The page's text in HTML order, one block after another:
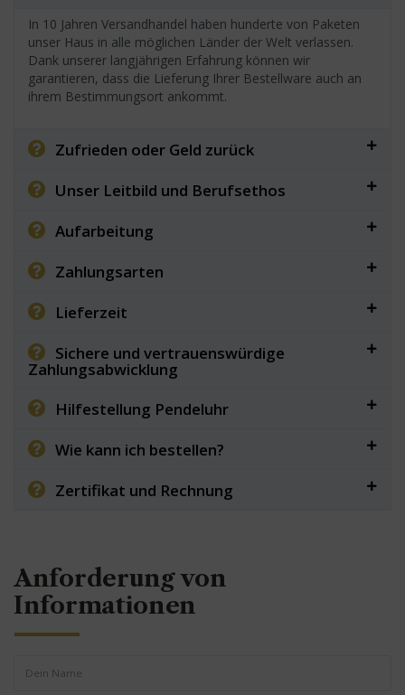
In 10 Jahren Versandhandel haben hunderte von Paketen
unser Haus in alle möglichen Länder der Welt verlassen.
Dank unserer langjährigen Erfahrung können wir
garantieren, dass die Lieferung Ihrer Bestellware auch an
ihrem Bestimmungsort ankommt.
Zufrieden oder Geld zurück
Unser Leitbild und Berufsethos
Aufarbeitung
Zahlungsarten
Lieferzeit
Sichere und vertrauenswürdige
Zahlungsabwicklung
Hilfestellung Pendeluhr
Wie kann ich bestellen?
Zertifikat und Rechnung
Anforderung von
Informationen